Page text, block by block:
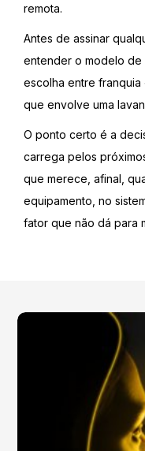
remota.
Antes de assinar
entender o modelo
escolha entre
que envolve uma
O ponto certo é a
carrega pelos
que merece, afinal,
equipamento, no
fator que não dá para